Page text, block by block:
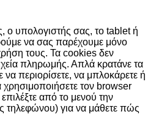
ο υπολογιστής σας, το tablet ή
να σας παρέχουμε μόνο
χρήση τους. Τα cookies δεν
πληρωμής. Απλά κρατάνε τα
να περιορίσετε, να μπλοκάρετε ή
χρησιμοποιήσετε τον browser
από το μενού την
τηλεφώνου) για να μάθετε πώς